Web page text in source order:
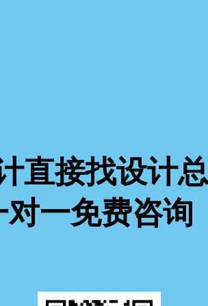
直接找设计
一免费咨询